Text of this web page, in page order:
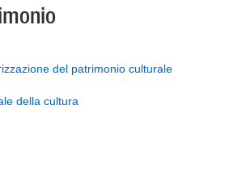
del patrimonio culturale
della cultura